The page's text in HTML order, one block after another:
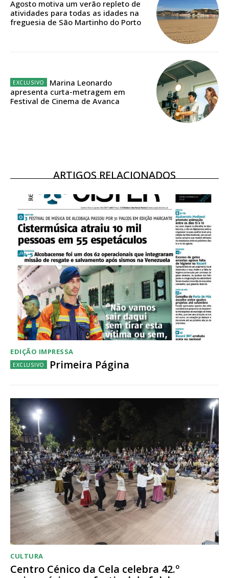
Acesso ao conteúdo online
Acesso aos conteúdos Exclusivos para
assinantes
Acesso ao conteúdo online
Acesso aos conteúdos Exclusivos para
assinantes
Ofertas para assinatura anual
Escolha o plano
Agosto motiva um verão repleto de
atividades para todas as idades na
freguesia de São Martinho do Porto
Marina Leonardo
apresenta curta-metragem em
Festival de Cinema de Avanca
ARTIGOS RELACIONADOS
EDIÇÃO IMPRESSA
Primeira Página
CULTURA
Centro Cénico da Cela celebra 42.º